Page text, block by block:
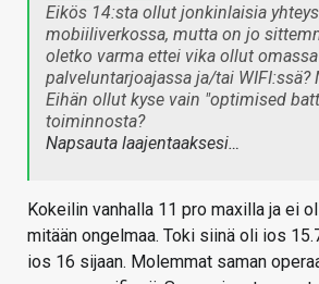
Eikös 14:sta ollut jonkinlaisia
mobiiliverkossa, mutta on jo
oletko varma ettei vika ollut omassa
palveluntarjoajassa ja/tai WIFI:ssä?
Eihän ollut kyse vain "optimised
toiminnosta?
Napsauta laajentaaksesi…
Kokeilin vanhalla 11 pro maxilla ja ei
mitään ongelmaa. Toki siinä oli ios
ios 16 sijaan. Molemmat saman